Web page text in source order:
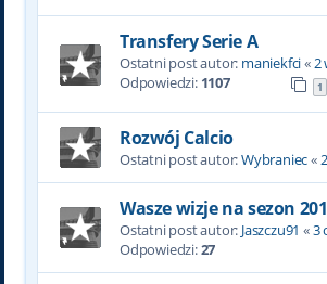
Transfery Serie A
Ostatni post autor: maniekfci«2
Odpowiedzi: 1107 1
Rozwój Calcio
Ostatni post autor:Wybraniec«
Wasze wizje na sezon
Ostatni post autor: Jaszczu91 «3
Odpowiedzi:27